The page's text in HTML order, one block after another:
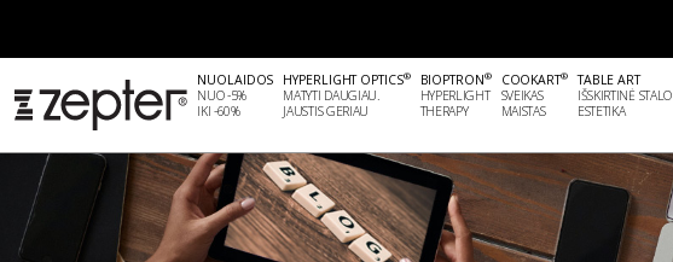
NUOLAIDOS
NUO -5%
IKI -60%
HYPERLIGHT OPTICS®
MATYTI DAUGIAU.
JAUSTIS GERIAU
BIOPTRON®
HYPERLIGHT
THERAPY
COOKART®
SVEIKAS
MAISTAS
TABLE ART
IŠSKIRTINĖ STALO
ESTETIKA